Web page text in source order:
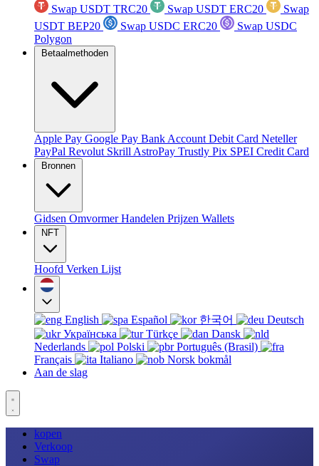
Swap USDT TRC20
Swap USDT ERC20
Swap
USDT BEP20
Swap USDC ERC20
Swap USDC
Polygon
Betaalmethoden
Apple Pay Google Pay Bank Account Debit Card Neteller
PayPal Revolut Skrill AstroPay Trustly Pix SPEI Credit Card
Bronnen
Gidsen OmvormerHandelen Prijzen Wallets
NFT
Hoofd Verken Lijst
English Español 한국어
Deutsch
Українська
Türkçe
Dansk
Nederlands
Polski
Português (Brasil)
Français
Italiano
Norsk bokmål
Aan de slag
kopen
Verkoop
Swap